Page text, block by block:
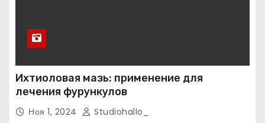
Ихтиоловая мазь: применение для
лечения фурункулов
Ноя 1, 2024 Studiohallo_